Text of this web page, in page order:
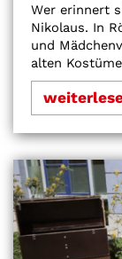
Wer erinnert
Nikolaus. In
und
alten